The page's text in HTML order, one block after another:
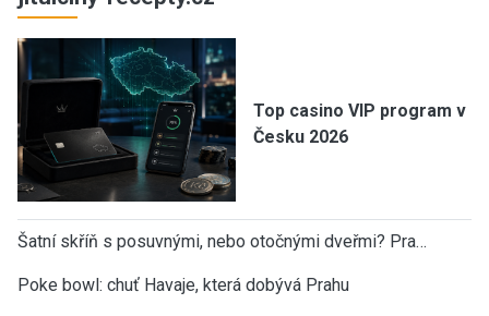
Top casino VIP program v
Česku 2026
Šatní skříň s posuvnými, nebo otočnými dveřmi? Pra…
Poke bowl: chuť Havaje, která dobývá Prahu